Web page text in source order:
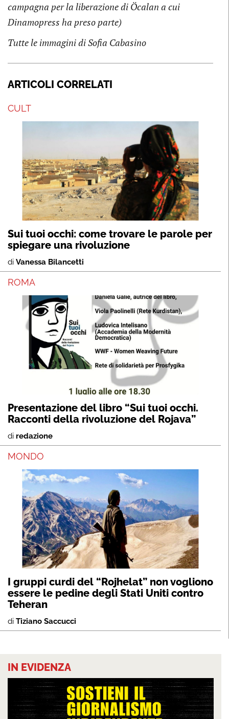
campagna per la liberazione di Öcalan a cui
Dinamopress ha preso parte)
Tutte le immagini di Sofia Cabasino
ARTICOLI CORRELATI
CULT
Sui tuoi occhi: come trovare le parole per
spiegare una rivoluzione
di Vanessa Bilancetti
ROMA
Presentazione del libro “Sui tuoi occhi.
Racconti della rivoluzione del Rojava”
di redazione
MONDO
I gruppi curdi del “Rojhelat” non vogliono
essere le pedine degli Stati Uniti contro
Teheran
di Tiziano Saccucci
IN EVIDENZA